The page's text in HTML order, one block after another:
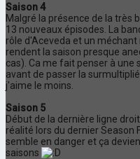
Saison 4
Malgré la présence de la très
13 nouveaux épisodes. La
rôle d'Aceveda et un
rendent la saison presque
cas). Ca me fait penser à une
avant de passer la
j'aime le moins.
Saison 5
Début de la dernière ligne
réalité lors du dernier Season
semble en danger et ça
saisons